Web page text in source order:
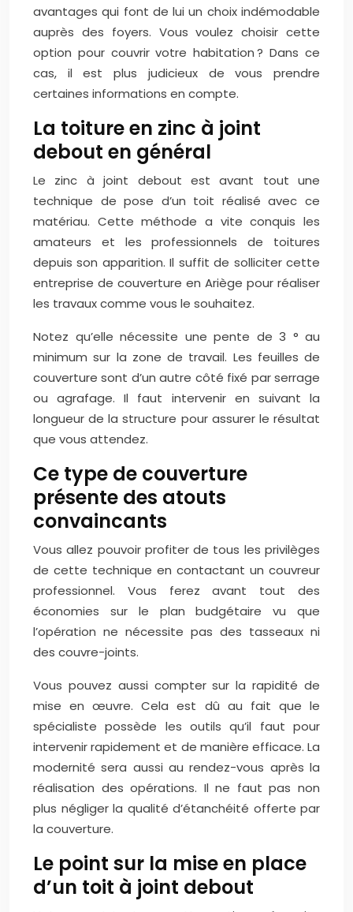
avantages qui font de lui un choix indémodable
auprès des foyers. Vous voulez choisir cette
option pour couvrir votre habitation ? Dans ce
cas, il est plus judicieux de vous prendre
certaines informations en compte.
La toiture en zinc à joint
debout en général
Le zinc à joint debout est avant tout une
technique de pose d’un toit réalisé avec ce
matériau. Cette méthode a vite conquis les
amateurs et les professionnels de toitures
depuis son apparition. Il suffit de solliciter cette
entreprise de couverture en Ariège pour réaliser
les travaux comme vous le souhaitez.
Notez qu’elle nécessite une pente de 3 ° au
minimum sur la zone de travail. Les feuilles de
couverture sont d’un autre côté fixé par serrage
ou agrafage. Il faut intervenir en suivant la
longueur de la structure pour assurer le résultat
que vous attendez.
Ce type de couverture
présente des atouts
convaincants
Vous allez pouvoir profiter de tous les privilèges
de cette technique en contactant un couvreur
professionnel. Vous ferez avant tout des
économies sur le plan budgétaire vu que
l’opération ne nécessite pas des tasseaux ni
des couvre-joints.
Vous pouvez aussi compter sur la rapidité de
mise en œuvre. Cela est dû au fait que le
spécialiste possède les outils qu’il faut pour
intervenir rapidement et de manière efficace. La
modernité sera aussi au rendez-vous après la
réalisation des opérations. Il ne faut pas non
plus négliger la qualité d’étanchéité offerte par
la couverture.
Le point sur la mise en place
d’un toit à joint debout